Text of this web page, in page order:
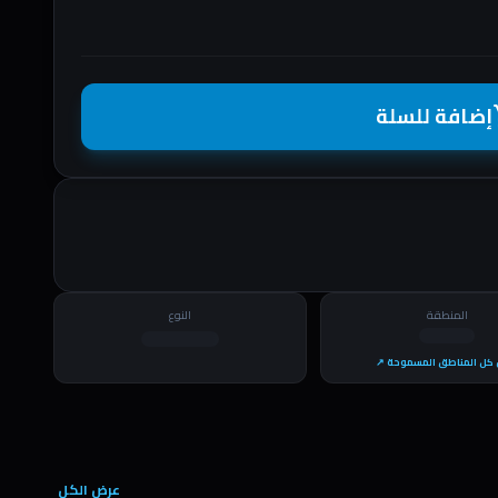
إضافة للسلة
المنطقة
المناطق المسموحة ↗
النوع
عرض الكل